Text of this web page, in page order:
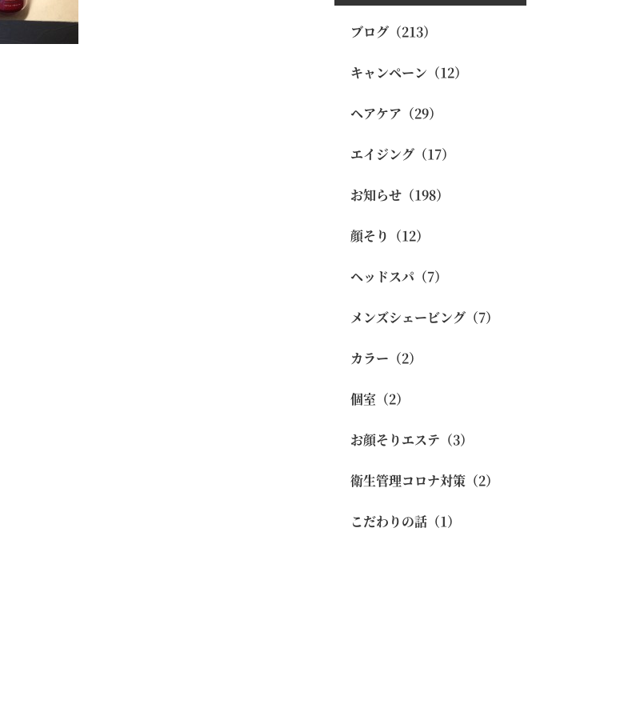
ブログ（213）
キャンペーン（12）
ヘアケア（29）
エイジング（17）
お知らせ（198）
顔そり（12）
ヘッドスパ（7）
メンズシェービング（7）
カラー（2）
個室（2）
お顔そりエステ（3）
衛生管理コロナ対策（2）
こだわりの話（1）